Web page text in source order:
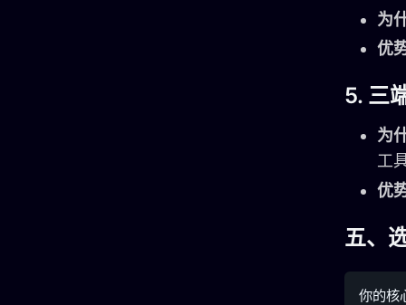
为
优
5. 三
为
工
优
五、
你的核